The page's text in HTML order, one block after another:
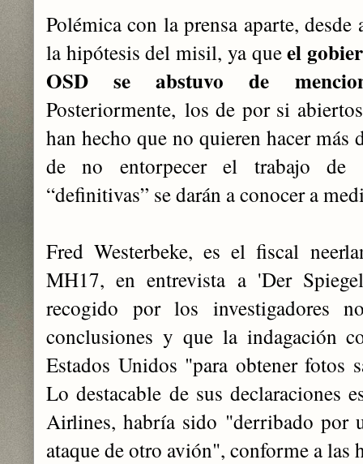
Polémica con la prensa aparte,
la hipótesis del misil, ya queel
OSD se abstuvo de
Posteriormente, los de por si
han hecho que no quieren hacer más
de no entorpecer el trabajo de
“definitivas” se darán a conocer a
Fred Westerbeke, es el fiscal
MH17, en entrevista a 'Der
recogido por los investigadores
conclusiones y que la indagación
Estados Unidos "para obtener fotos
Lo destacable de sus declaraciones
Airlines, habría sido "derribado por
ataque de otro avión", conforme a las